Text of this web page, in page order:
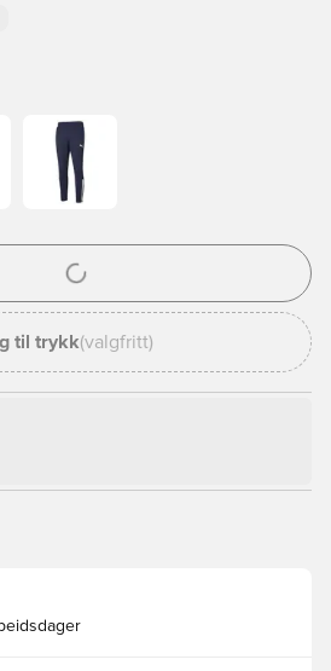
inn eller registrere deg som
til trykk(valgfritt)